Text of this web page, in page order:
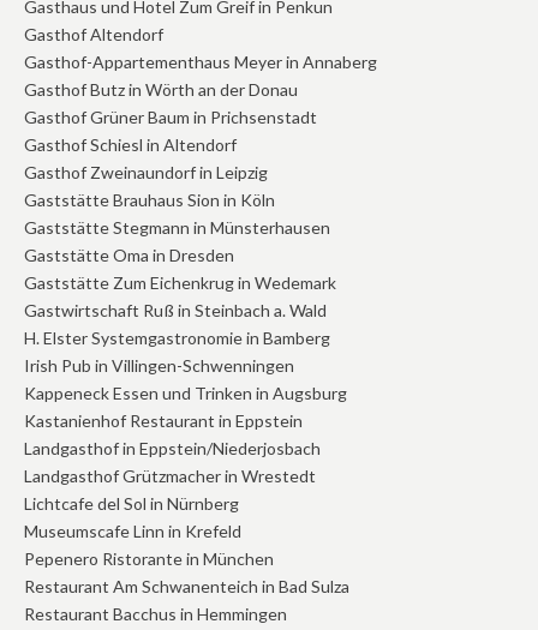
Gasthaus und Hotel Zum Greif in Penkun
Gasthof Altendorf
Gasthof-Appartementhaus Meyer in Annaberg
Gasthof Butz in Wörth an der Donau
Gasthof Grüner Baum in Prichsenstadt
Gasthof Schiesl in Altendorf
Gasthof Zweinaundorf in Leipzig
Gaststätte Brauhaus Sion in Köln
Gaststätte Stegmann in Münsterhausen
Gaststätte Oma in Dresden
Gaststätte Zum Eichenkrug in Wedemark
Gastwirtschaft Ruß in Steinbach a. Wald
H. Elster Systemgastronomie in Bamberg
Irish Pub in Villingen-Schwenningen
Kappeneck Essen und Trinken in Augsburg
Kastanienhof Restaurant in Eppstein
Landgasthof in Eppstein/Niederjosbach
Landgasthof Grützmacher in Wrestedt
Lichtcafe del Sol in Nürnberg
Museumscafe Linn in Krefeld
Pepenero Ristorante in München
Restaurant Am Schwanenteich in Bad Sulza
Restaurant Bacchus in Hemmingen